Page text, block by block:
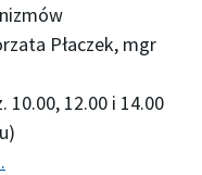
Płaczek, mgr
10.00, 12.00 i 14.00